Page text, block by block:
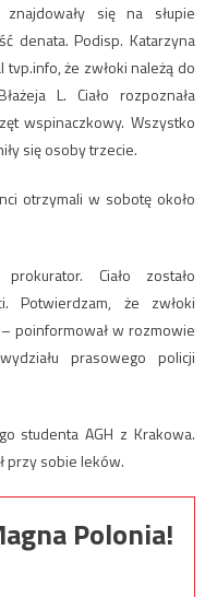
się na słupie
denata. Podisp. Katarzyna
tvp.info, że zwłoki należą do
L. Ciało rozpoznała
wspinaczkowy. Wszystko
się osoby trzecie.
otrzymali w sobotę około
Ciało zostało
Potwierdzam, że zwłoki
poinformował w rozmowie
prasowego policji
studenta AGH z Krakowa.
przy sobie leków.
Polonia!